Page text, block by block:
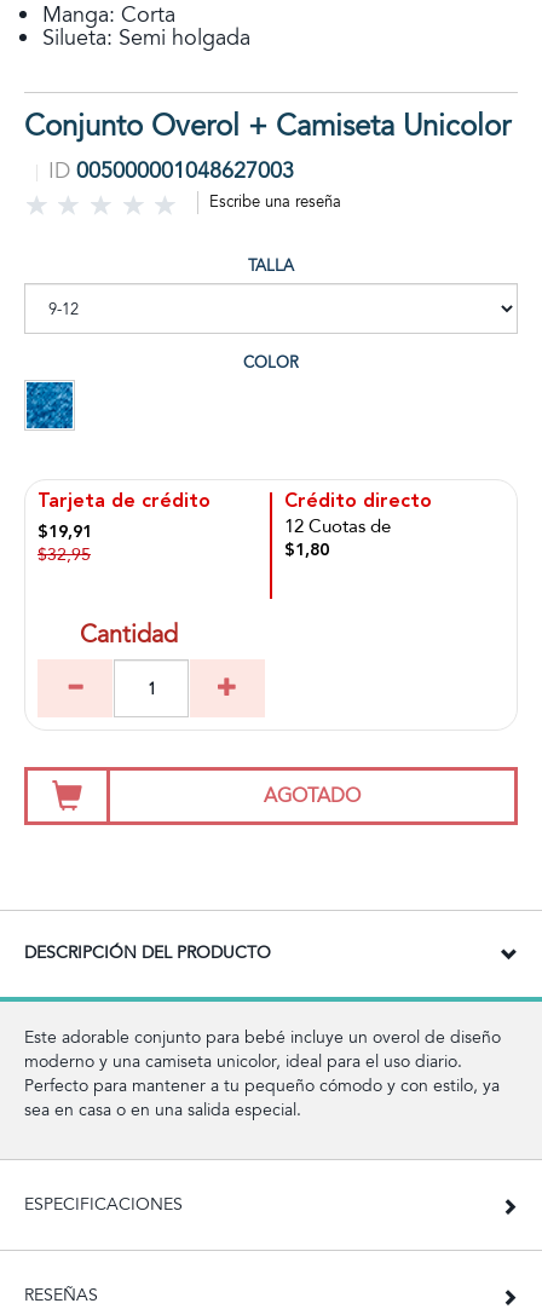
Manga: Corta
Silueta: Semi holgada
Conjunto Overol + Camiseta Unicolor
ID 005000001048627003
Escribe una reseña
TALLA
COLOR
Tarjeta de crédito
$19,91
$32,95
Crédito directo
12 Cuotas de
$1,80
Cantidad
AGOTADO
DESCRIPCIÓN DEL PRODUCTO
Este adorable conjunto para bebé incluye un overol de diseño
moderno y una camiseta unicolor, ideal para el uso diario.
Perfecto para mantener a tu pequeño cómodo y con estilo, ya
sea en casa o en una salida especial.
ESPECIFICACIONES
RESEÑAS